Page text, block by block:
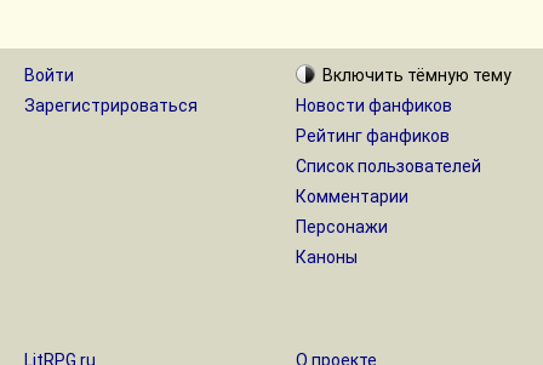
Войти
Зарегистрироваться
Включить тёмную тему
Новости фанфиков
Рейтинг фанфиков
Список пользователей
Комментарии
Персонажи
Каноны
LitRPG.ru О проекте